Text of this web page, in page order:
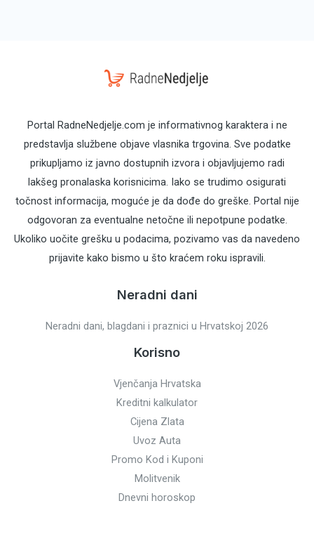
Portal RadneNedjelje.com je informativnog karaktera i ne
predstavlja službene objave vlasnika trgovina. Sve podatke
prikupljamo iz javno dostupnih izvora i objavljujemo radi
lakšeg pronalaska korisnicima. Iako se trudimo osigurati
točnost informacija, moguće je da dođe do greške. Portal nije
odgovoran za eventualne netočne ili nepotpune podatke.
Ukoliko uočite grešku u podacima, pozivamo vas da navedeno
prijavite kako bismo u što kraćem roku ispravili.
Neradni dani
Neradni dani, blagdani i praznici u Hrvatskoj 2026
Korisno
Vjenčanja Hrvatska
Kreditni kalkulator
Cijena Zlata
Uvoz Auta
Promo Kod i Kuponi
Molitvenik
Dnevni horoskop